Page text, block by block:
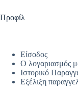
Προφίλ
Είσοδος
Ο λογαριασμός
Ιστορικό
Εξέλιξη